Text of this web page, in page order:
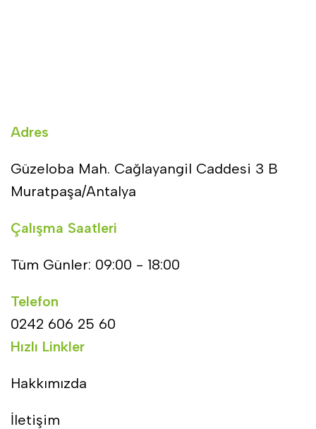
Adres
Güzeloba Mah. Cağlayangil Caddesi 3 B
Muratpaşa/Antalya
Çalışma Saatleri
Tüm Günler: 09:00 - 18:00
Telefon
0242 606 25 60
Hızlı Linkler
Hakkımızda
İletişim